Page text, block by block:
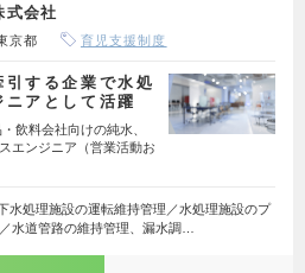
式会社
京都 育児支援制度
する企業で水処
アとして活躍
飲料会社向けの純水、
エンジニア（営業活動お
水処理施設の運転維持管理／水処理施設のプ
水道管路の維持管理、漏水調…